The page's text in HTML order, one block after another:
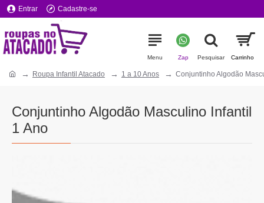
Entrar Cadastre-se
Roupa Infantil Atacado 1 a 10 Anos Conjuntinho Algodão
Conjuntinho Algodão Masculino Infantil
1 Ano